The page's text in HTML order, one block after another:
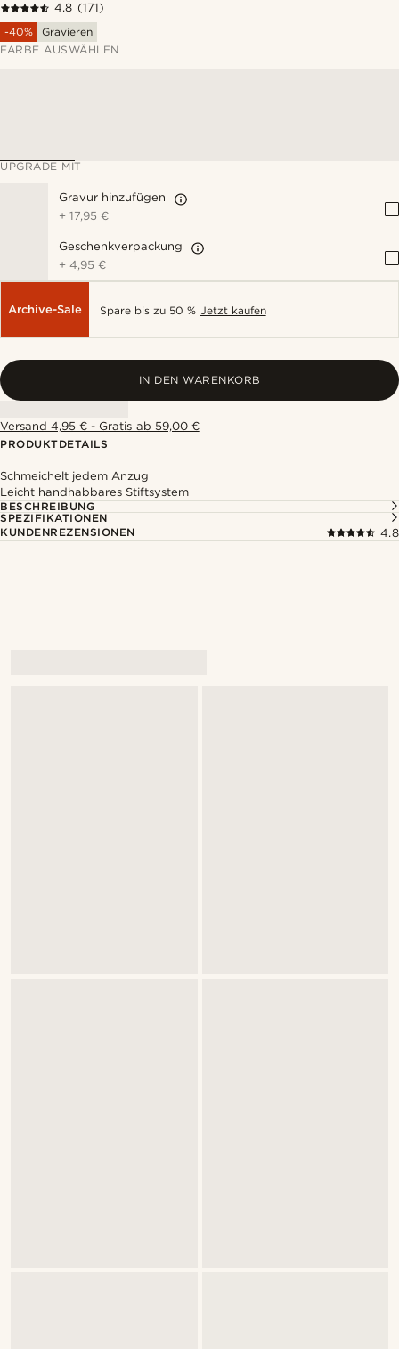
4.8 (171)
-40%
Gravieren
FARBE AUSWÄHLEN
UPGRADE MIT
Gravur hinzufügen
+17,95 €
Geschenkverpackung
+4,95 €
Archive-Sale Spare bis zu 50 % Jetzt kaufen
IN DEN WARENKORB
Versand 4,95 € - Gratis ab 59,00 €
PRODUKTDETAILS
Schmeichelt jedem Anzug
Leicht handhabbares Stiftsystem
BESCHREIBUNG
SPEZIFIKATIONEN
KUNDENREZENSIONEN
4.8